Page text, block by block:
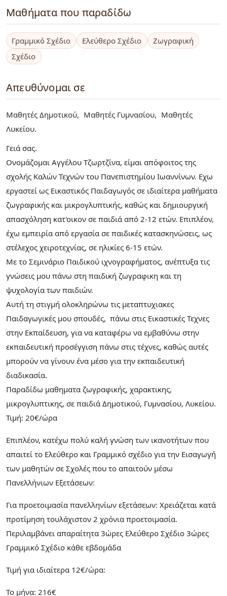
Μαθήματα που παραδίδω
Γραμμικό Σχέδιο Ελεύθερο Σχέδιο
Ζωγραφική
Σχέδιο
Απευθύνομαι σε
Μαθητές Δημοτικού Μαθητές Γυμνασίου
Μαθητές
Λυκείου
Γειά σας.
Ονομάζομαι Αγγέλου Τζωρτζίνα, είμαι απόφοιτος της
σχολής Καλών Τεχνών του Πανεπιστημίου Ιωαννίνων. Εχω
εργαστεί ως Εικαστικός Παιδαγωγός σε ιδιαίτερα μαθήματα
ζωγραφικής και μικρογλυπτικής, καθώς και δημιουργική
απασχόληση κατ'οικον σε παιδιά από 2-12 ετών. Eπιπλέον,
έχω εμπειρία από εργασία σε παιδικές κατασκηνώσεις, ως
στέλεχος χειροτεχνίας, σε ηλικίες 6-15 ετών.
Με το Σεμινάριο Παιδικού ιχνογραφήματος, ανέπτυξα τις
γνώσεις μου πάνω στη παιδική ζωγραφικη και τη
ψυχολογία των παιδιών.
Αυτή τη στιγμή ολοκληρώνω τις μεταπτυχιακες
Παιδαγωγικές μου σπουδές, πάνω στις Εικαστικές Τεχνες
στην Εκπαίδευση, για να καταφέρω να εμβαθύνω στην
εκπαιδευτική προσέγγιση πάνω στις τέχνες, καθώς αυτές
μπορούν να γίνουν ένα μέσο για την εκπαιδευτική
διαδικασία.
Παραδίδω μαθηματα ζωγραφικής, χαρακτικης,
μικρογλυπτικης, σε παιδιά Δημοτικού, Γυμνασίου, Λυκείου.
Τιμή: 20€/ώρα
Επιπλέον, κατέχω πολύ καλή γνώση των ικανοτήτων που
απαιτεί το Ελεύθερο και Γραμμικό σχέδιο για την Εισαγωγή
των μαθητών σε Σχολές που το απαιτούν μέσω
Πανελλήνιων Εξετάσεων:
Για προετοιμασία πανελληνίων εξετάσεων: Χρειάζεται κατά
προτίμηση τουλάχιστον 2 χρόνια προετοιμασία.
Περιλαμβάνει απαραίτητα 3ώρες Ελεύθερο Σχέδιο 3ώρες
Γραμμικό Σχέδιο κάθε εβδομάδα
Τιμή για ιδιαίτερα 12€/ώρα:
Το μήνα: 216€